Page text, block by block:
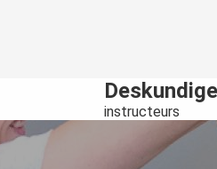
Deskundige
instructeurs